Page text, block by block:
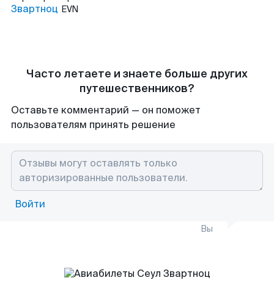
Звартноц EVN
Часто летаете и знаете больше других
путешественников?
Оставьте комментарий — он поможет
пользователям принять решение
Войти
Вы